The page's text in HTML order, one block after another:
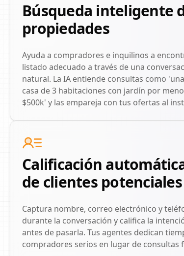
Búsqueda inteligente
propiedades
Ayuda a compradores e inquilinos a
listado adecuado a través de una
natural. La IA entiende consultas como 'una
casa de 3 habitaciones con jardín por
$500k' y las empareja con tus ofertas al
Calificación
de clientes potenciales
Captura nombre, correo electrónico y
durante la conversación y califica la
antes de pasarla. Tus agentes dedican
compradores serios en lugar de consultas